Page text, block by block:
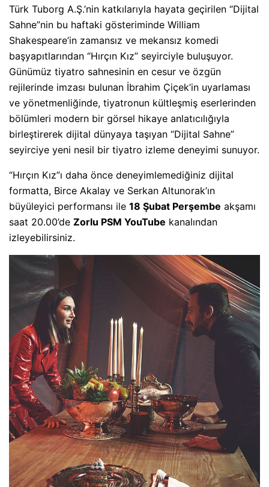
Türk Tuborg A.Ş.’nin katkılarıyla hayata geçirilen “Dijital
Sahne”nin bu haftaki gösteriminde William
Shakespeare’in zamansız ve mekansız komedi
başyapıtlarından “Hırçın Kız” seyirciyle buluşuyor.
Günümüz tiyatro sahnesinin en cesur ve özgün
rejilerinde imzası bulunan İbrahim Çiçek’in uyarlaması
ve yönetmenliğinde, tiyatronun kültleşmiş eserlerinden
bölümleri modern bir görsel hikaye anlatıcılığıyla
birleştirerek dijital dünyaya taşıyan “Dijital Sahne”
seyirciye yeni nesil bir tiyatro izleme deneyimi sunuyor.
“Hırçın Kız”ı daha önce deneyimlemediğiniz dijital
formatta, Birce Akalay ve Serkan Altunorak’ın
büyüleyici performansı ile 18 Şubat Perşembe akşamı
saat 20.00’de Zorlu PSM YouTube kanalından
izleyebilirsiniz.